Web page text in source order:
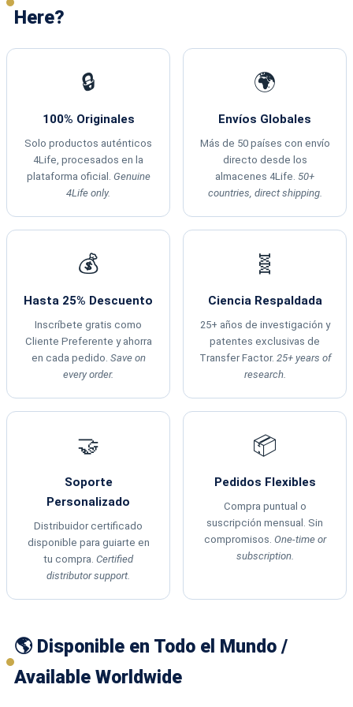
Here?
🔒
100% Originales
Solo productos auténticos
4Life, procesados en la
plataforma oficial. Genuine
4Life only.
🌍
Envíos Globales
Más de 50 países con envío
directo desde los
almacenes 4Life. 50+
countries, direct shipping.
💰
Hasta 25% Descuento
Inscríbete gratis como
Cliente Preferente y ahorra
en cada pedido. Save on
every order.
🧬
Ciencia Respaldada
25+ años de investigación y
patentes exclusivas de
Transfer Factor. 25+ years of
research.
🤝
Soporte
Personalizado
Distribuidor certificado
disponible para guiarte en
tu compra. Certified
distributor support.
📦
Pedidos Flexibles
Compra puntual o
suscripción mensual. Sin
compromisos. One-time or
subscription.
🌎 Disponible en Todo el Mundo /
Available Worldwide